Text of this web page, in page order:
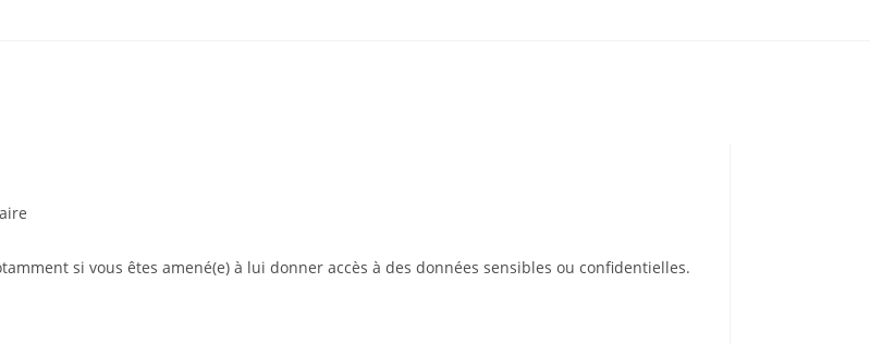
si vous êtes amené(e) à lui donner accès à des données sensibles ou confidentielles.